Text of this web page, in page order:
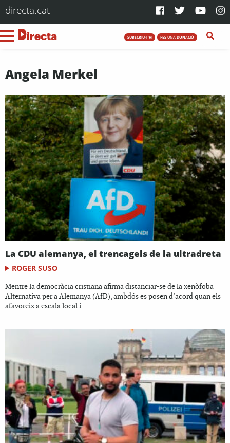
directa.cat
SUBSCRIU-T'HI FES UNA DONACIÓ
Angela Merkel
La CDU alemanya, el trencagels de la ultradreta
ROGER SUSO
Mentre la democràcia cristiana afirma distanciar-se de la xenòfoba
Alternativa per a Alemanya (AfD), ambdós es posen d’acord quan els
afavoreix a escala local i...